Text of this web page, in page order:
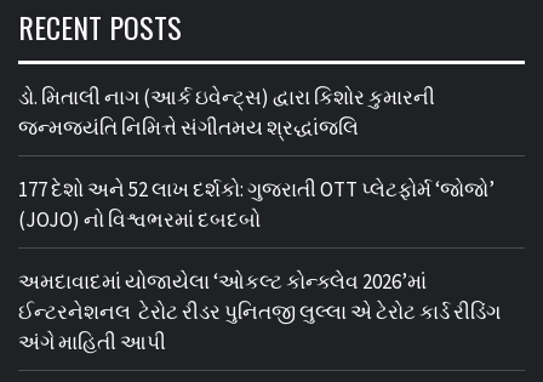
RECENT POSTS
ડો. મિતાલી નાગ (આર્ક ઇવેન્ટ્સ) દ્વારા કિશોર કુમારની
જન્મજયંતિ નિમિત્તે સંગીતમય શ્રદ્ધાંજલિ
177 દેશો અને 52 લાખ દર્શકો: ગુજરાતી OTT પ્લેટફોર્મ ‘જોજો’
(JOJO) નો વિશ્વભરમાં દબદબો
અમદાવાદમાં યોજાયેલા ‘ઓકલ્ટ કોન્ક્લેવ 2026’માં
ઈન્ટરનેશનલ ટેરોટ રીડર પુનિતજી લુલ્લા એ ટેરોટ કાર્ડ રીડિંગ
અંગે માહિતી આપી